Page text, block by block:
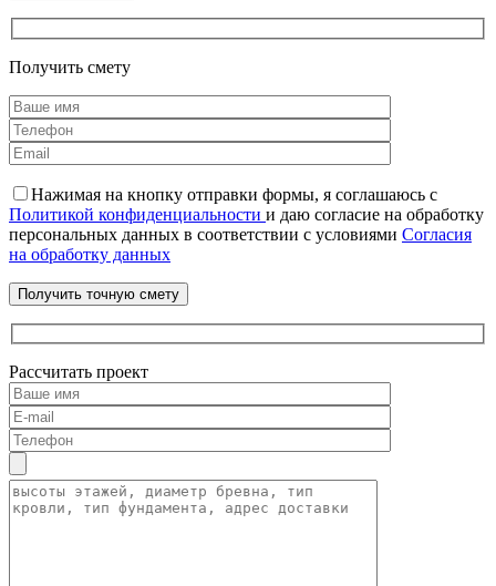
Получить смету
Нажимая на кнопку отправки формы, я соглашаюсь с
Политикой конфиденциальности и даю согласие на обработку
персональных данных в соответствии с условиями Согласия
на обработку данных
Рассчитать проект